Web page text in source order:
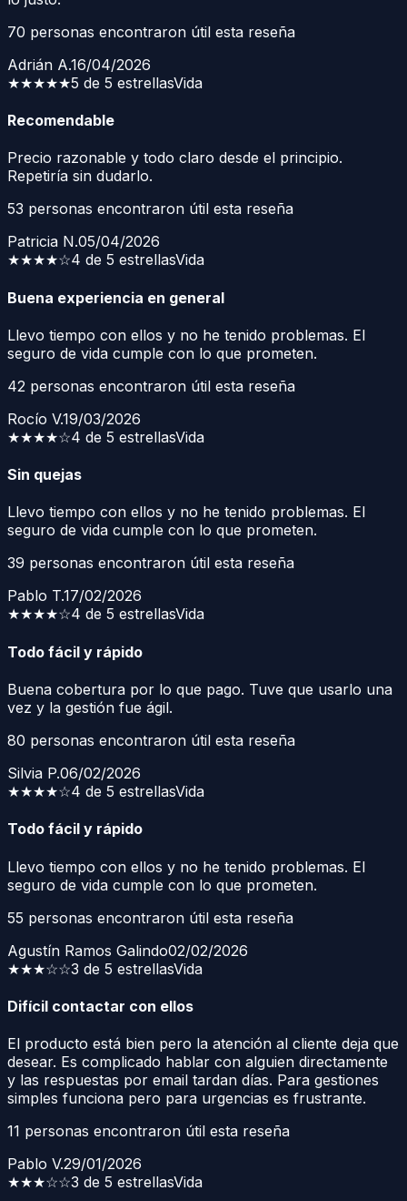
70 personas encontraron útil esta reseña
Adrián A.16/04/2026
★★★★★5 de 5 estrellasVida
Recomendable
Precio razonable y todo claro desde el principio.
Repetiría sin dudarlo.
53 personas encontraron útil esta reseña
Patricia N.05/04/2026
★★★★☆4 de 5 estrellasVida
Buena experiencia en general
Llevo tiempo con ellos y no he tenido problemas. El
seguro de vida cumple con lo que prometen.
42 personas encontraron útil esta reseña
Rocío V.19/03/2026
★★★★☆4 de 5 estrellasVida
Sin quejas
Llevo tiempo con ellos y no he tenido problemas. El
seguro de vida cumple con lo que prometen.
39 personas encontraron útil esta reseña
Pablo T.17/02/2026
★★★★☆4 de 5 estrellasVida
Todo fácil y rápido
Buena cobertura por lo que pago. Tuve que usarlo una
vez y la gestión fue ágil.
80 personas encontraron útil esta reseña
Silvia P.06/02/2026
★★★★☆4 de 5 estrellasVida
Todo fácil y rápido
Llevo tiempo con ellos y no he tenido problemas. El
seguro de vida cumple con lo que prometen.
55 personas encontraron útil esta reseña
Agustín Ramos Galindo02/02/2026
★★★☆☆3 de 5 estrellasVida
Difícil contactar con ellos
El producto está bien pero la atención al cliente deja que
desear. Es complicado hablar con alguien directamente
y las respuestas por email tardan días. Para gestiones
simples funciona pero para urgencias es frustrante.
11 personas encontraron útil esta reseña
Pablo V.29/01/2026
★★★☆☆3 de 5 estrellasVida